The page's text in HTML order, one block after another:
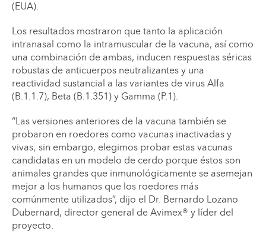
(EUA).
Los resultados mostraron que tanto la aplicación
intranasal como la intramuscular de la vacuna, así como
una combinación de ambas, inducen respuestas séricas
robustas de anticuerpos neutralizantes y una
reactividad sustancial a las variantes de virus Alfa
(B.1.1.7), Beta (B.1.351) y Gamma (P.1).
“Las versiones anteriores de la vacuna también se
probaron en roedores como vacunas inactivadas y
vivas; sin embargo, elegimos probar estas vacunas
candidatas en un modelo de cerdo porque éstos son
animales grandes que inmunológicamente se asemejan
mejor a los humanos que los roedores más
comúnmente utilizados”, dijo el Dr. Bernardo Lozano
Dubernard, director general de Avimex® y líder del
proyecto.